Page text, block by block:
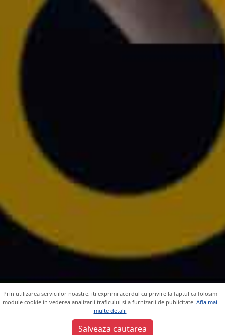
Salveaza cautarea
Prin utilizarea serviciilor noastre, iti exprimi acordul cu privire la faptul ca folosim
module cookie in vederea analizarii traficului si a furnizarii de publicitate. Afla mai
multe detalii
Sunt de acord